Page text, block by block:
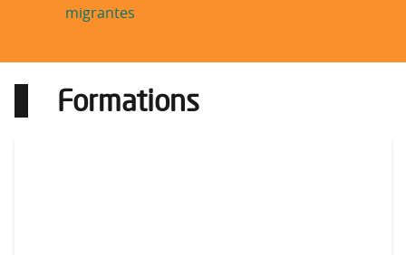
Formations